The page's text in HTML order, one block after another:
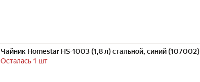
Чайник Homestar HS-1003 (1,8 л) стальной, синий (107002)
Осталась 1 шт